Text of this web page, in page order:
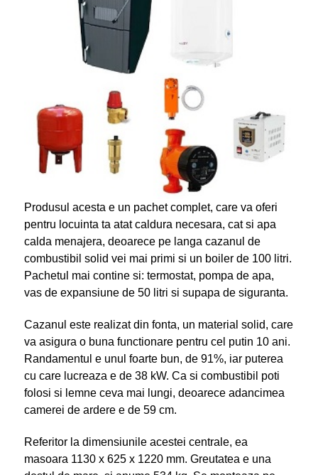
Produsul acesta e un pachet complet, care va oferi
pentru locuinta ta atat caldura necesara, cat si apa
calda menajera, deoarece pe langa cazanul de
combustibil solid vei mai primi si un boiler de 100 litri.
Pachetul mai contine si: termostat, pompa de apa,
vas de expansiune de 50 litri si supapa de siguranta.
Cazanul este realizat din fonta, un material solid, care
va asigura o buna functionare pentru cel putin 10 ani.
Randamentul e unul foarte bun, de 91%, iar puterea
cu care lucreaza e de 38 kW. Ca si combustibil poti
folosi si lemne ceva mai lungi, deoarece adancimea
camerei de ardere e de 59 cm.
Referitor la dimensiunile acestei centrale, ea
masoara 1130 x 625 x 1220 mm. Greutatea e una